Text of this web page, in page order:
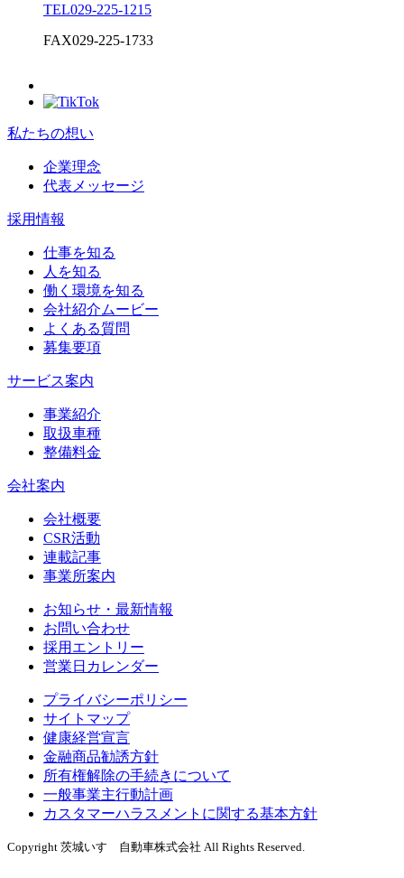
TEL029-225-1215
FAX029-225-1733
私たちの想い
企業理念
代表メッセージ
採用情報
仕事を知る
人を知る
働く環境を知る
会社紹介ムービー
よくある質問
募集要項
サービス案内
事業紹介
取扱車種
整備料金
会社案内
会社概要
CSR活動
連載記事
事業所案内
お知らせ・最新情報
お問い合わせ
採用エントリー
営業日カレンダー
プライバシーポリシー
サイトマップ
健康経営宣言
金融商品勧誘方針
所有権解除の手続きについて
一般事業主行動計画
カスタマーハラスメントに関する基本方針
Copyright 茨城いすゞ自動車株式会社 All Rights Reserved.